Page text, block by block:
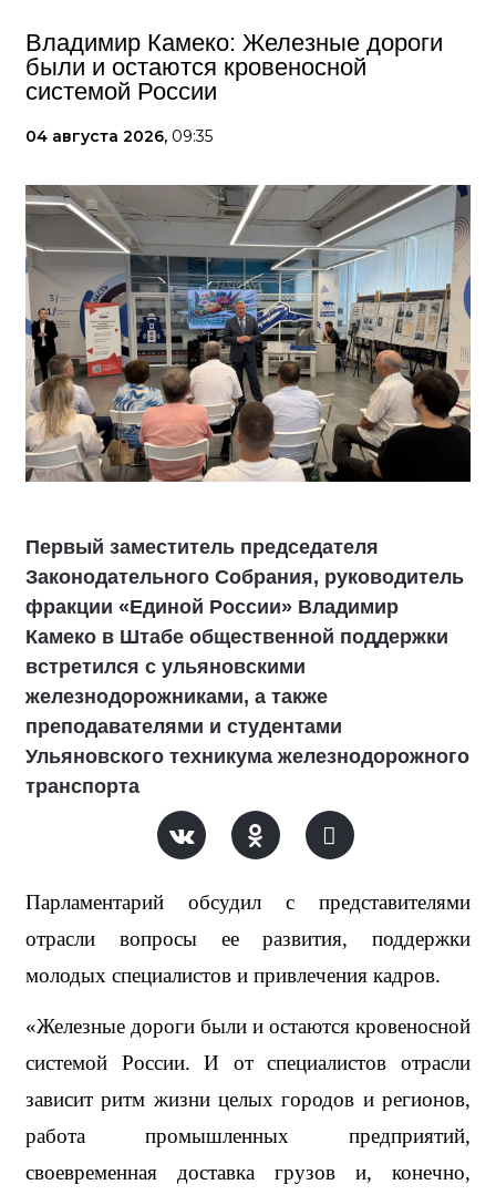
Владимир Камеко: Железные дороги
были и остаются кровеносной
системой России
04 августа 2026, 09:35
Первый заместитель председателя
Законодательного Собрания, руководитель
фракции «Единой России» Владимир
Камеко в Штабе общественной поддержки
встретился с ульяновскими
железнодорожниками, а также
преподавателями и студентами
Ульяновского техникума железнодорожного
транспорта
Парламентарий обсудил с представителями
отрасли вопросы ее развития, поддержки
молодых специалистов и привлечения кадров.
«Железные дороги были и остаются кровеносной
системой России. И от специалистов отрасли
зависит ритм жизни целых городов и регионов,
работа промышленных предприятий,
своевременная доставка грузов и, конечно,